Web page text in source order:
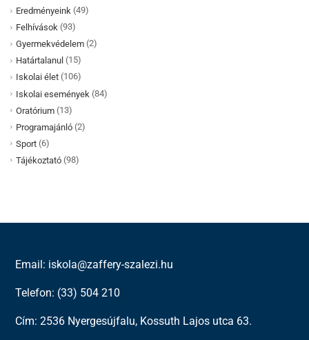
Eredményeink (49)
Felhívások (93)
Gyermekvédelem (2)
Határtalanul (15)
Iskolai élet (106)
Iskolai események (84)
Oratórium (13)
Programajánló (2)
Sport (6)
Tájékoztató (98)
Email: iskola@zaffery-szalezi.hu
Telefon: (33) 504 210
Cím: 2536 Nyergesújfalu, Kossuth Lajos utca 63.